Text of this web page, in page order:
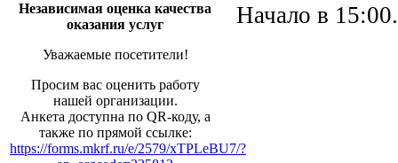
Независимая оценка качества
оказания услуг
Уважаемые посетители!
Просим вас оценить работу
нашей организации.
Анкета доступна по QR-коду, а
также по прямой ссылке:
https://forms.mkrf.ru/e/2579/xTPLeBU7/?
Начало в